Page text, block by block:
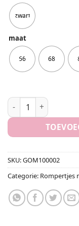
zwart
maat
56 68
Rompertje 100%
SKU:GOM100002
Categorie: Rompertjes